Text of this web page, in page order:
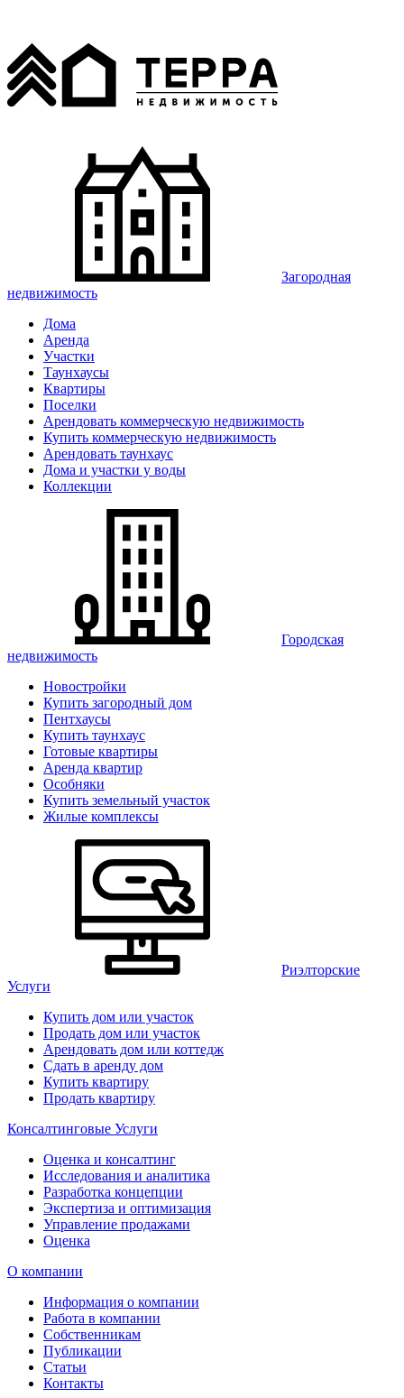
Загородная
недвижимость
Дома
Аренда
Участки
Таунхаусы
Квартиры
Поселки
Арендовать коммерческую недвижимость
Купить коммерческую недвижимость
Арендовать таунхаус
Дома и участки у воды
Коллекции
Городская
недвижимость
Новостройки
Купить загородный дом
Пентхаусы
Купить таунхаус
Готовые квартиры
Аренда квартир
Особняки
Купить земельный участок
Жилые комплексы
Риэлторские
Услуги
Купить дом или участок
Продать дом или участок
Арендовать дом или коттедж
Сдать в аренду дом
Купить квартиру
Продать квартиру
Консалтинговые Услуги
Оценка и консалтинг
Исследования и аналитика
Разработка концепции
Экспертиза и оптимизация
Управление продажами
Оценка
О компании
Информация о компании
Работа в компании
Собственникам
Публикации
Статьи
Контакты